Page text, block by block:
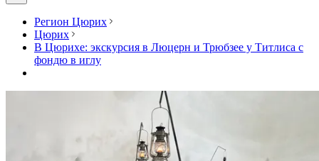
Регион Цюрих
Цюрих
В Цюрихе: экскурсия в Люцерн и Трюбзее у Титлиса с
фондю в иглу